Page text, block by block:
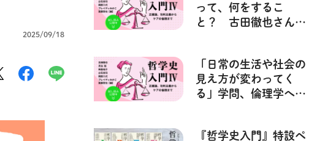
2025/09/18
って、何をするこ
と？ 古田徹也さんが
「日常の生活や社会の
見え方が変わってく
る」学問、倫理学への
【哲学史入門Ⅳ】
『哲学史入門』特設ペ